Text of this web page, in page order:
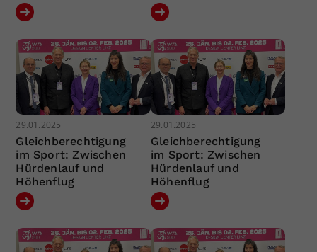
29.01.2025
Gleichberechtigung
im Sport: Zwischen
Hürdenlauf und
Höhenflug
29.01.2025
Gleichberechtigung
im Sport: Zwischen
Hürdenlauf und
Höhenflug